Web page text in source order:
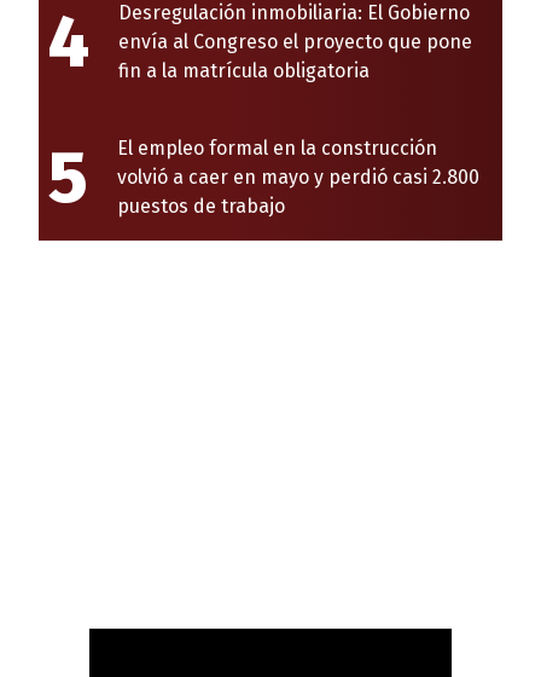
4
Desregulación inmobiliaria: El Gobierno
envía al Congreso el proyecto que pone
fin a la matrícula obligatoria
5
El empleo formal en la construcción
volvió a caer en mayo y perdió casi 2.800
puestos de trabajo